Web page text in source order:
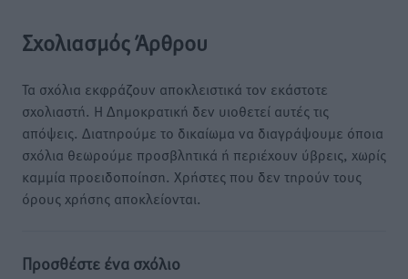
Σχολιασμός Άρθρου
Τα σχόλια εκφράζουν αποκλειστικά τον εκάστοτε
σχολιαστή. Η Δημοκρατική δεν υιοθετεί αυτές τις
απόψεις. Διατηρούμε το δικαίωμα να διαγράψουμε όποια
σχόλια θεωρούμε προσβλητικά ή περιέχουν ύβρεις, χωρίς
καμμία προειδοποίηση. Χρήστες που δεν τηρούν τους
όρους χρήσης αποκλείονται.
Προσθέστε ένα σχόλιο